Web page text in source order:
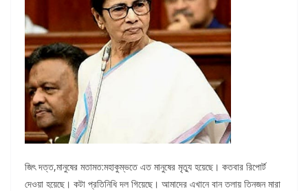
জিৎ দত্ত,মানুষের মতামত:মহাকুম্ভতে এত মানুষের মৃত্যু হয়েছে। কতবার রিপোর্ট
দেওয়া হয়েছে। কটা প্রতিনিধি দল গিয়েছে। আমাদের এখানে বান তলায় তিনজন মারা